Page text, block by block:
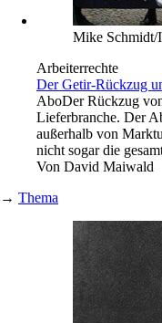
Mike
Arbeiterrechte
Der Getir-Rückzug
AboDer Rückzug
Lieferbranche. Der
außerhalb von
nicht sogar die
Von David Maiwald
→ Thema